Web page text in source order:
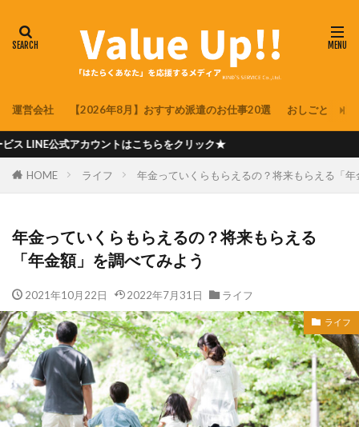
運営会社 【2026年8月】おすすめ派遣のお仕事20選 おしごと
ントはこちらをクリック★
HOME ライフ 年金っていくらもらえるの？将来もらえる「
年金っていくらもらえるの？将来もらえる
「年金額」を調べてみよう
2021年10月22日 2022年7月31日 ライフ
ライフ